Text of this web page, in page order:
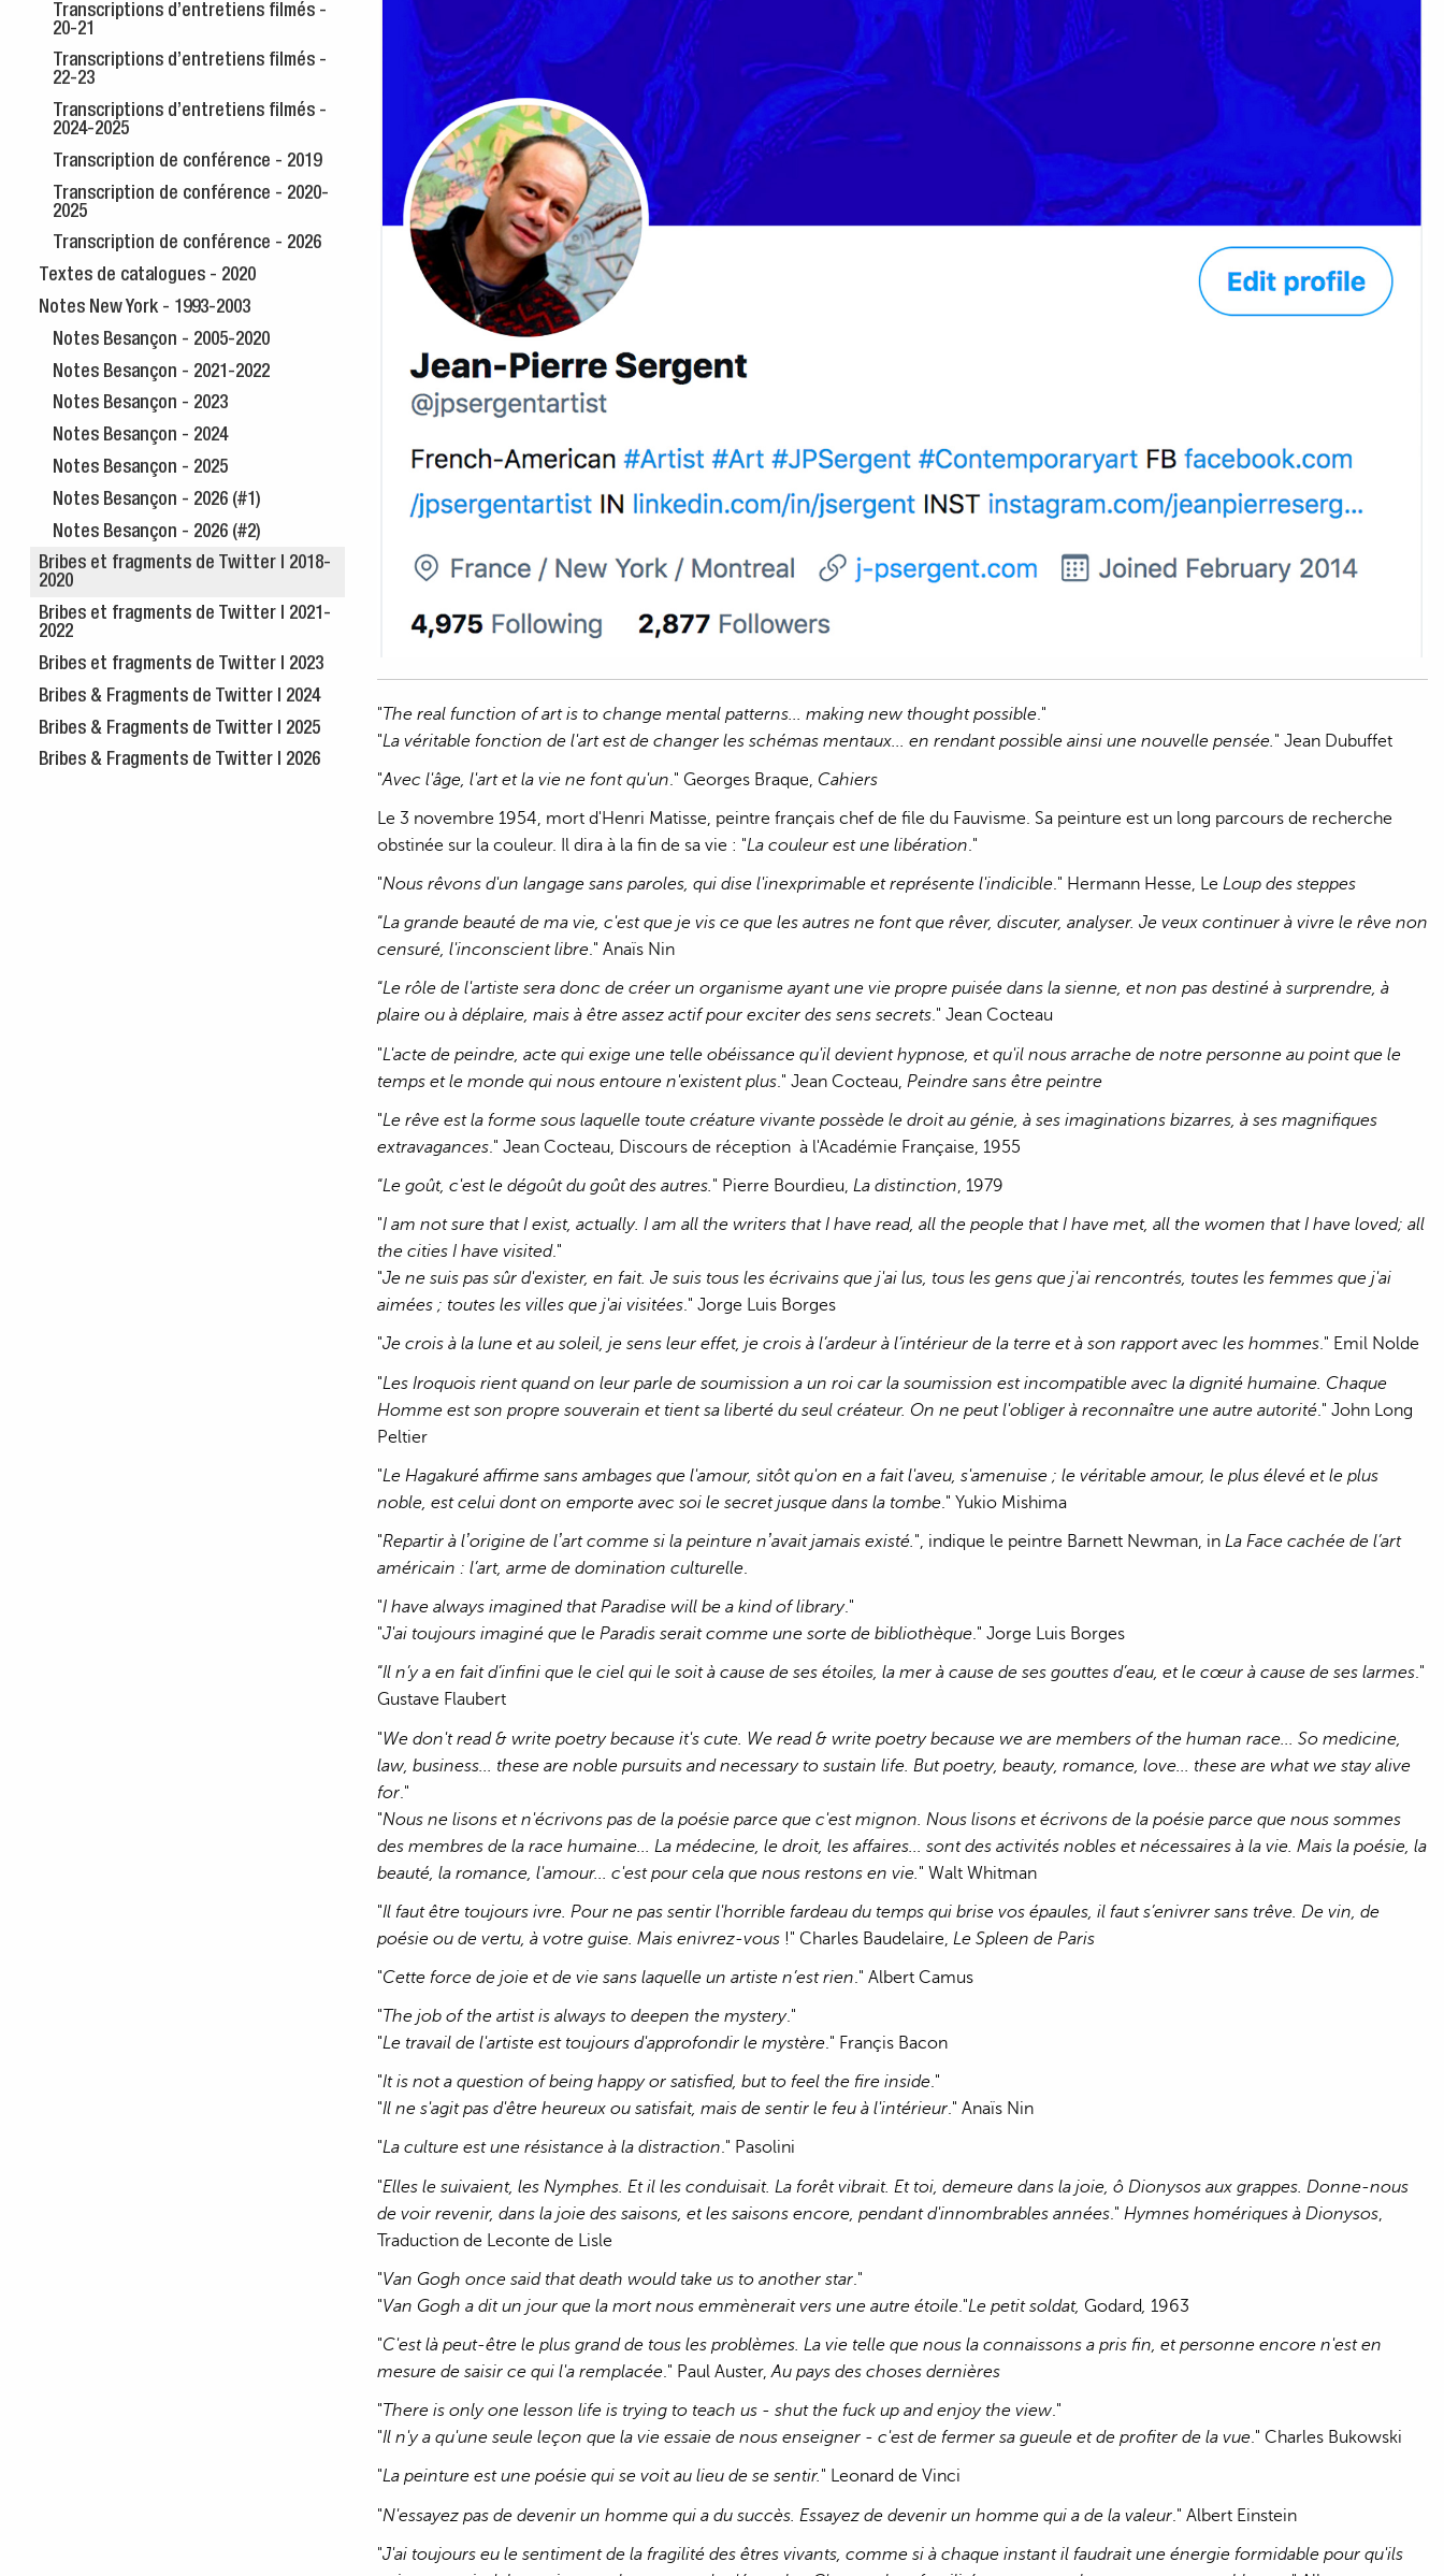
Transcriptions d’entretiens filmés -
20-21
Transcriptions d’entretiens filmés -
22-23
Transcriptions d’entretiens filmés -
2024-2025
Transcription de conférence - 2019
Transcription de conférence - 2020-
2025
Transcription de conférence - 2026
Textes de catalogues - 2020
Notes New York - 1993-2003
Notes Besançon - 2005-2020
Notes Besançon - 2021-2022
Notes Besançon - 2023
Notes Besançon - 2024
Notes Besançon - 2025
Notes Besançon - 2026 (#1)
Notes Besançon - 2026 (#2)
Bribes et fragments de Twitter | 2018-
2020
Bribes et fragments de Twitter | 2021-
2022
Bribes et fragments de Twitter | 2023
Bribes & Fragments de Twitter | 2024
Bribes & Fragments de Twitter | 2025
Bribes & Fragments de Twitter | 2026
"The real function of art is to change mental patterns... making new thought possible ."
"La véritable fonction de l'art est de changer les schémas mentaux... en rendant possible ainsi une nouvelle pensée. " Jean Dubuffet
"Avec l'âge, l'art et la vie ne font qu'un." Georges Braque, Cahiers
Le 3 novembre 1954, mort d'Henri Matisse, peintre français chef de file du Fauvisme. Sa peinture est un long parcours de recherche
obstinée sur la couleur. Il dira à la fin de sa vie : "La couleur est une libération."
"Nous rêvons d'un langage sans paroles, qui dise l'inexprimable et représente l'indicible." Hermann Hesse, Le Loup des steppes
“La grande beauté de ma vie, c'est que je vis ce que les autres ne font que rêver, discuter, analyser. Je veux continuer à vivre le rêve non
censuré, l'inconscient libre." Anaïs Nin
“Le rôle de l'artiste sera donc de créer un organisme ayant une vie propre puisée dans la sienne, et non pas destiné à surprendre, à
plaire ou à déplaire, mais à être assez actif pour exciter des sens secrets." Jean Cocteau
"L'acte de peindre, acte qui exige une telle obéissance qu'il devient hypnose, et qu'il nous arrache de notre personne au point que le
temps et le monde qui nous entoure n'existent plus." Jean Cocteau, Peindre sans être peintre
"Le rêve est la forme sous laquelle toute créature vivante possède le droit au génie, à ses imaginations bizarres, à ses magnifiques
extravagances." Jean Cocteau, Discours de réception à l'Académie Française, 1955
“Le goût, c'est le dégoût du goût des autres." Pierre Bourdieu, La distinction, 1979
"I am not sure that I exist, actually. I am all the writers that I have read, all the people that I have met, all the women that I have loved; all
the cities I have visited."
"Je ne suis pas sûr d'exister, en fait. Je suis tous les écrivains que j'ai lus, tous les gens que j'ai rencontrés, toutes les femmes que j'ai
aimées ; toutes les villes que j'ai visitées." Jorge Luis Borges
"Je crois à la lune et au soleil, je sens leur effet, je crois à l’ardeur à l’intérieur de la terre et à son rapport avec les hommes." Emil Nolde
"Les Iroquois rient quand on leur parle de soumission a un roi car la soumission est incompatible avec la dignité humaine. Chaque
Homme est son propre souverain et tient sa liberté du seul créateur. On ne peut l'obliger à reconnaître une autre autorité ." John Long
Peltier
"Le Hagakuré affirme sans ambages que l'amour, sitôt qu'on en a fait l'aveu, s'amenuise ; le véritable amour, le plus élevé et le plus
noble, est celui dont on emporte avec soi le secret jusque dans la tombe." Yukio Mishima
"Repartir à lʼorigine de lʼart comme si la peinture nʼavait jamais existé.", indique le peintre Barnett Newman, in La Face cachée de l’art
américain : l’art, arme de domination culturelle.
"I have always imagined that Paradise will be a kind of library."
"J'ai toujours imaginé que le Paradis serait comme une sorte de bibliothèque." Jorge Luis Borges
“Il n’y a en fait d’infini que le ciel qui le soit à cause de ses étoiles, la mer à cause de ses gouttes d’eau, et le cœur à cause de ses larmes."
Gustave Flaubert
"We don't read & write poetry because it's cute. We read & write poetry because we are members of the human race... So medicine,
law, business... these are noble pursuits and necessary to sustain life. But poetry, beauty, romance, love... these are what we stay alive
for ."
"Nous ne lisons et n'écrivons pas de la poésie parce que c'est mignon. Nous lisons et écrivons de la poésie parce que nous sommes
des membres de la race humaine... La médecine, le droit, les affaires... sont des activités nobles et nécessaires à la vie. Mais la poésie, la
beauté, la romance, l'amour... c'est pour cela que nous restons en vie. " Walt Whitman
"Il faut être toujours ivre. Pour ne pas sentir l'horrible fardeau du temps qui brise vos épaules, il faut s’enivrer sans trêve. De vin, de
poésie ou de vertu, à votre guise. Mais enivrez-vous !" Charles Baudelaire, Le Spleen de Paris
"Cette force de joie et de vie sans laquelle un artiste n’est rien." Albert Camus
"The job of the artist is always to deepen the mystery."
"Le travail de l'artiste est toujours d'approfondir le mystère." Françis Bacon
"It is not a question of being happy or satisfied, but to feel the fire inside."
"Il ne s'agit pas d'être heureux ou satisfait, mais de sentir le feu à l'intérieur." Anaïs Nin
"La culture est une résistance à la distraction." Pasolini
"Elles le suivaient, les Nymphes. Et il les conduisait. La forêt vibrait. Et toi, demeure dans la joie, ô Dionysos aux grappes. Donne-nous
de voir revenir, dans la joie des saisons, et les saisons encore, pendant d'innombrables années." Hymnes homériques à Dionysos,
Traduction de Leconte de Lisle
"Van Gogh once said that death would take us to another star."
"Van Gogh a dit un jour que la mort nous emmènerait vers une autre étoile."Le petit soldat, Godard, 1963
"C'est là peut-être le plus grand de tous les problèmes. La vie telle que nous la connaissons a pris fin, et personne encore n'est en
mesure de saisir ce qui l'a remplacée." Paul Auster,Au pays des choses dernières
"There is only one lesson life is trying to teach us - shut the fuck up and enjoy the view."
"Il n'y a qu'une seule leçon que la vie essaie de nous enseigner - c'est de fermer sa gueule et de profiter de la vue." Charles Bukowski
"La peinture est une poésie qui se voit au lieu de se sentir." Leonard de Vinci
"N'essayez pas de devenir un homme qui a du succès. Essayez de devenir un homme qui a de la valeur ." Albert Einstein
"J'ai toujours eu le sentiment de la fragilité des êtres vivants, comme si à chaque instant il faudrait une énergie formidable pour qu'ils